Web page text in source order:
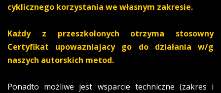
cyklicznego korzystania we własnym zakresie.
Każdy z przeszkolonych otrzyma stosowny
Certyfikat upowazniajacy go do działania w/g
naszych autorskich metod.
Ponadto możliwe jest wsparcie techniczne (zakres i